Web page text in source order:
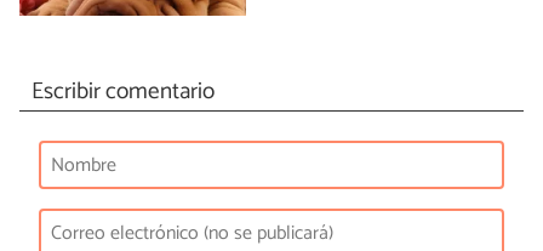
Escribir comentario